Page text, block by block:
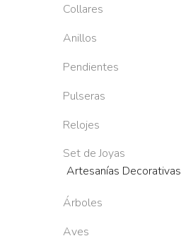
Collares
Anillos
Pendientes
Pulseras
Relojes
Set de Joyas
Artesanías Decorativas
Árboles
Aves